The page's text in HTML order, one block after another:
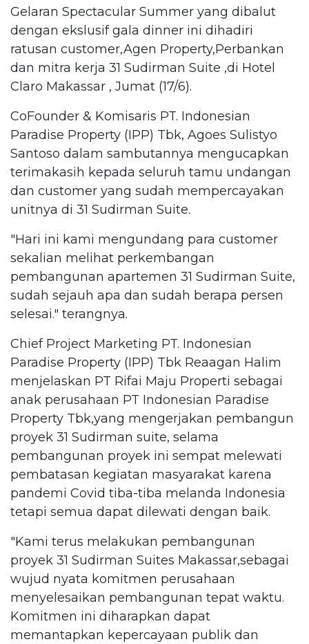
Gelaran Spectacular Summer yang dibalut
dengan ekslusif gala dinner ini dihadiri
ratusan customer,Agen Property,Perbankan
dan mitra kerja 31 Sudirman Suite ,di Hotel
Claro Makassar , Jumat (17/6).
CoFounder & Komisaris PT. Indonesian
Paradise Property (IPP) Tbk, Agoes Sulistyo
Santoso dalam sambutannya mengucapkan
terimakasih kepada seluruh tamu undangan
dan customer yang sudah mempercayakan
unitnya di 31 Sudirman Suite.
"Hari ini kami mengundang para customer
sekalian melihat perkembangan
pembangunan apartemen 31 Sudirman Suite,
sudah sejauh apa dan sudah berapa persen
selesai." terangnya.
Chief Project Marketing PT. Indonesian
Paradise Property (IPP) Tbk Reaagan Halim
menjelaskan PT Rifai Maju Properti sebagai
anak perusahaan PT Indonesian Paradise
Property Tbk,yang mengerjakan pembangun
proyek 31 Sudirman suite, selama
pembangunan proyek ini sempat melewati
pembatasan kegiatan masyarakat karena
pandemi Covid tiba-tiba melanda Indonesia
tetapi semua dapat dilewati dengan baik.
"Kami terus melakukan pembangunan
proyek 31 Sudirman Suites Makassar,sebagai
wujud nyata komitmen perusahaan
menyelesaikan pembangunan tepat waktu.
Komitmen ini diharapkan dapat
memantapkan kepercayaan publik dan